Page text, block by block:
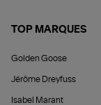
TOP MARQUES
Golden Goose
Jérôme Dreyfuss
Isabel Marant